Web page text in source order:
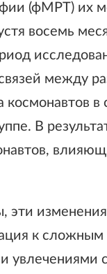
(фМРТ) их
восемь
между
в
В
эти
к
увлечениями